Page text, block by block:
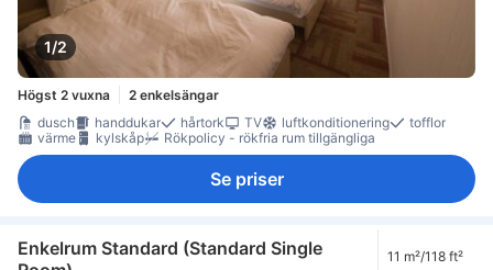
1/2
Högst 2 vuxna
2 enkelsängar
dusch
handdukar hårtork TV luftkonditionering
tofflor
värme
kylskåp Rökpolicy - rökfria rum tillgängliga
Se priser
Enkelrum Standard (Standard Single
11 m²/118 ft²